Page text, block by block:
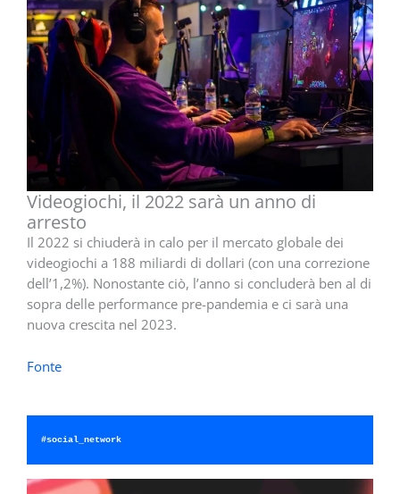
Videogiochi, il 2022 sarà un anno di
arresto
Il 2022 si chiuderà in calo per il mercato globale dei
videogiochi a 188 miliardi di dollari (con una correzione
dell’1,2%). Nonostante ciò, l’anno si concluderà ben al di
sopra delle performance pre-pandemia e ci sarà una
nuova crescita nel 2023.
Fonte
#social_network